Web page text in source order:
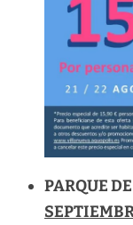
PARQUE